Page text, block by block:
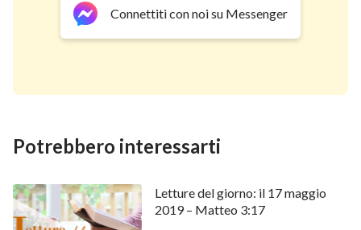
Connettiti con noi su Messenger
Potrebbero interessarti
Letture del giorno: il 17 maggio
2019 – Matteo 3:17